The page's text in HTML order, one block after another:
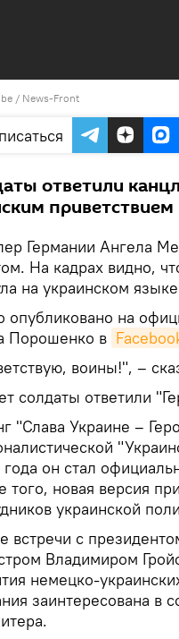
/ News-Front
ответили
приветствием
Германии Ангела
На кадрах видно,
на украинском
опубликовано на
Порошенко в
воины!", –
солдаты ответили
"Слава Украине –
года он стал
того, новая версия
украинской
встречи с
Владимиром
немецко-
заинтересована в